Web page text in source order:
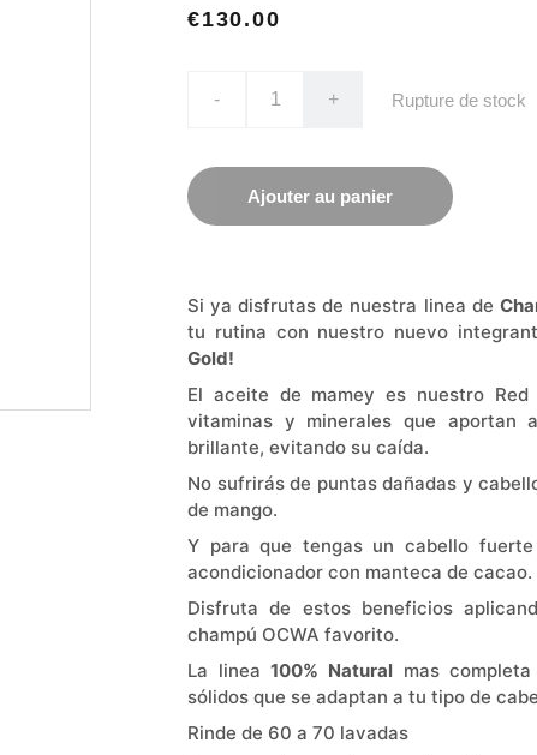
€130.00
- + Rupture de stock
Ajouter au panier
Si ya disfrutas de nuestra linea de
tu rutina con nuestro nuevo
Gold!
El aceite de mamey es nuestro
vitaminas y minerales que aportan
brillante, evitando su caída.
No sufrirás de puntas dañadas y
de mango.
Y para que tengas un cabello
acondicionador con manteca de cacao.
Disfruta de estos beneficios
champú OCWA favorito.
La linea100% Natural mas
sólidos que se adaptan a tu tipo de
Rinde de 60 a 70 lavadas